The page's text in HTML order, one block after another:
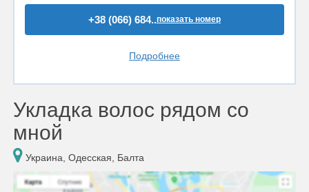
+38 (066) 684..показать номер
Подробнее
Укладка волос рядом со
мной
Украина, Одесская, Балта